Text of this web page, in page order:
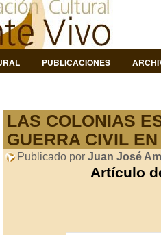
PUBLICACIONES
LAS COLONIAS
GUERRA CIVIL
Publicado por Juan José
Artículo